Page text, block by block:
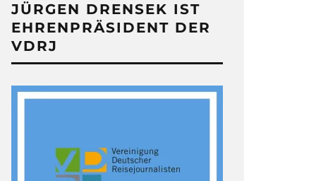
JÜRGEN DRENSEK IST
EHRENPRÄSIDENT DER
VDRJ